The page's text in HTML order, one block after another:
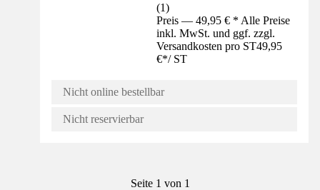
(1)
Preis — 49,95 € * Alle Preise
inkl. MwSt. und ggf. zzgl.
Versandkosten pro ST49,95
€*/ ST
Nicht online bestellbar
Nicht reservierbar
Seite 1 von 1